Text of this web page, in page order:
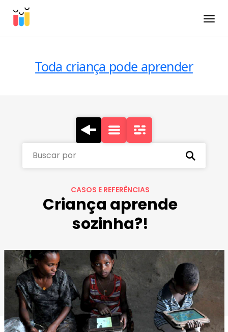
Toda criança pode aprender
Buscar por
CASOS E REFERÊNCIAS
Criança aprende
sozinha?!